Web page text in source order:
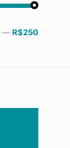
— R$250